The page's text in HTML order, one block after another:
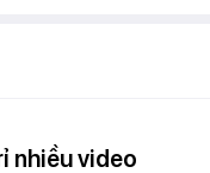
nhiều video